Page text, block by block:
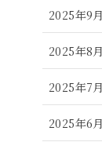
2025年9月
2025年8月
2025年7月
2025年6月